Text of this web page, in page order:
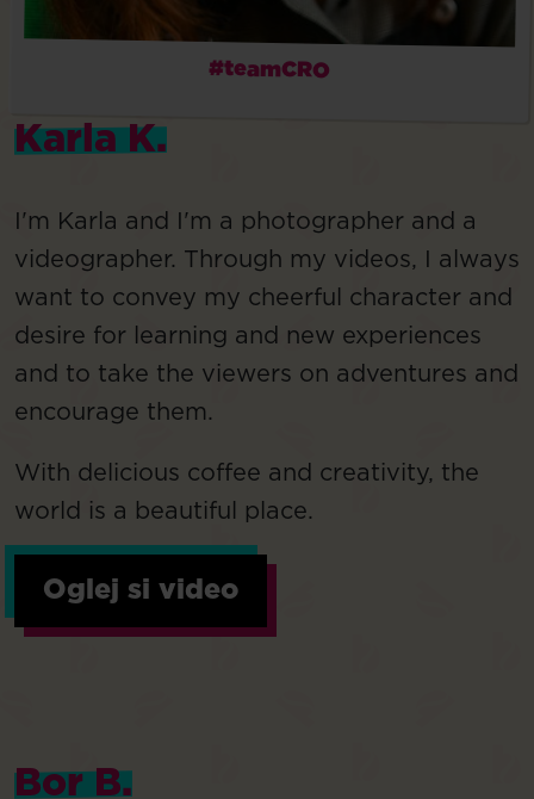
#teamCRO
Karla K.
I'm Karla and I'm a photographer and a
videographer. Through my videos, I always
want to convey my cheerful character and
desire for learning and new experiences
and to take the viewers on adventures and
encourage them.
With delicious coffee and creativity, the
world is a beautiful place.
Oglej si video
Bor B.